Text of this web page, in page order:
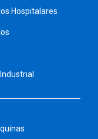
Hospitalares